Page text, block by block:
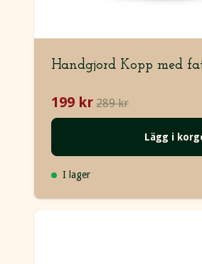
Handgjord Kopp med
199 kr 289 kr
Lägg i
I lager